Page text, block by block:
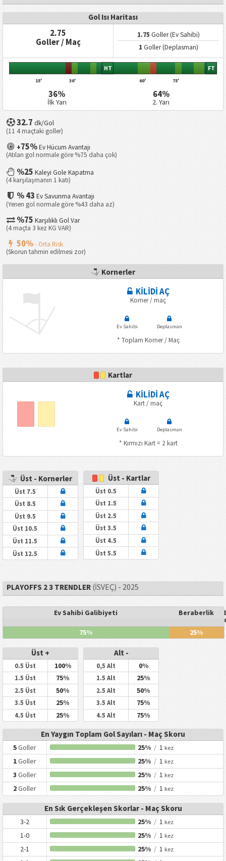
Gol Isı Haritası
2.75
Goller / Maç
1.75 Goller (Ev Sahibi)
1 Goller (Deplasman)
15' 30'
HT
60' 75'
FT
36%
İlk Yarı
64%
2. Yarı
32.7dk/Gol
(11 4 maçtaki goller)
+75% Ev Hücum Avantajı
(Atılan gol normale göre %75 daha çok)
%25Kaleyi Gole Kapatma
(4 karşılaşmanın 1 katı)
% 43 Ev Savunma Avantajı
(Yenen gol normale göre %43 daha az)
%75Karşılıklı Gol Var
(4 maçta 3 kez KG VAR)
50%- Orta Risk
(Skorun tahmin edilmesi zor)
Kornerler
KİLİDİ AÇ
Korner / maç
Ev Sahibi Deplasman
* Toplam Korner / Maç
Kartlar
KİLİDİ AÇ
Kart / maç
Ev Sahibi Deplasman
* Kırmızı Kart = 2 kart
Üst - Kornerler
Üst 7.5
Üst 8.5
Üst 9.5
Üst 10.5
Üst 11.5
Üst 12.5
Üst - Kartlar
Üst 0.5
Üst 1.5
Üst 2.5
Üst 3.5
Üst 4.5
Üst 5.5
PLAYOFFS 2 3 TRENDLER(İSVEÇ) - 2025
Ev Sahibi Galibiyeti Beraberlik
75%
25%
Üst +
0.5 Üst 100%
1.5 Üst 75%
2.5 Üst 50%
3.5 Üst 25%
4.5 Üst 25%
Alt -
0,5 Alt 0%
1.5 Alt 25%
2.5 Alt 50%
3.5 Alt 75%
4.5 Alt 75%
En Yaygın Toplam Gol Sayıları - Maç Skoru
5Goller 25% / 1 kez
1Goller 25% / 1 kez
3Goller 25% / 1 kez
2Goller 25% / 1 kez
En Sık Gerçekleşen Skorlar - Maç Skoru
3-2 25% / 1 kez
1-0 25% / 1 kez
2-1 25% / 1 kez